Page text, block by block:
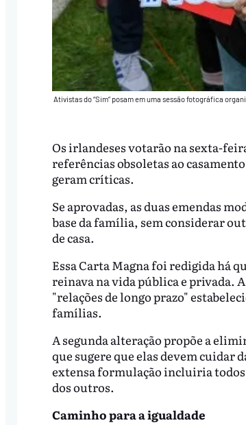
Ativistas do “Sim” posam em uma sessão fotográfica
Os irlandeses votarão na sexta-
referências obsoletas ao casamento
geram críticas.
Se aprovadas, as duas emendas
base da família, sem considerar
de casa.
Essa Carta Magna foi redigida há
reinava na vida pública e privada.
"relações de longo prazo"
famílias.
A segunda alteração propõe a
que sugere que elas devem cuidar
extensa formulação incluiria todos
dos outros.
Caminho para a igualdade